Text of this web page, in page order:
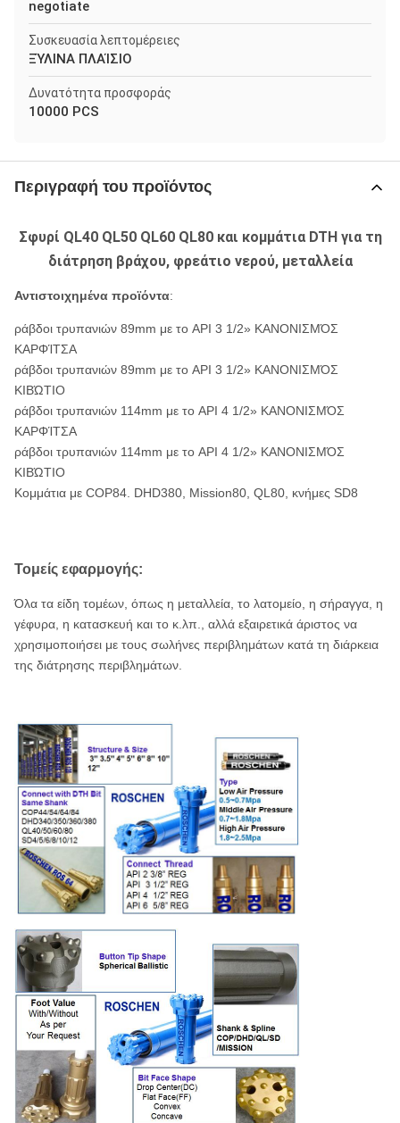
negotiate
Συσκευασία λεπτομέρειες
ΞΎΛΙΝΑ ΠΛΑΊΣΙΟ
Δυνατότητα προσφοράς
10000 PCS
Περιγραφή του προϊόντος
Σφυρί QL40 QL50 QL60 QL80 και κομμάτια DTH για τη
διάτρηση βράχου, φρεάτιο νερού, μεταλλεία
Αντιστοιχημένα προϊόντα:
ράβδοι τρυπανιών 89mm με το API 3 1/2» ΚΑΝΟΝΙΣΜΌΣ
ΚΑΡΦΊΤΣΑ
ράβδοι τρυπανιών 89mm με το API 3 1/2» ΚΑΝΟΝΙΣΜΌΣ
ΚΙΒΏΤΙΟ
ράβδοι τρυπανιών 114mm με το API 4 1/2» ΚΑΝΟΝΙΣΜΌΣ
ΚΑΡΦΊΤΣΑ
ράβδοι τρυπανιών 114mm με το API 4 1/2» ΚΑΝΟΝΙΣΜΌΣ
ΚΙΒΏΤΙΟ
Κομμάτια με COP84. DHD380, Mission80, QL80, κνήμες SD8
Τομείς εφαρμογής:
Όλα τα είδη τομέων, όπως η μεταλλεία, το λατομείο, η σήραγγα, η
γέφυρα, η κατασκευή και το κ.λπ., αλλά εξαιρετικά άριστος να
χρησιμοποιήσει με τους σωλήνες περιβλημάτων κατά τη διάρκεια
της διάτρησης περιβλημάτων.